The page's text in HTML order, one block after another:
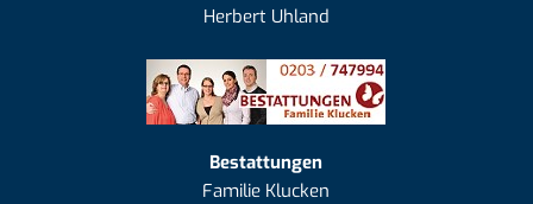
Herbert Uhland
Bestattungen
Familie Klucken